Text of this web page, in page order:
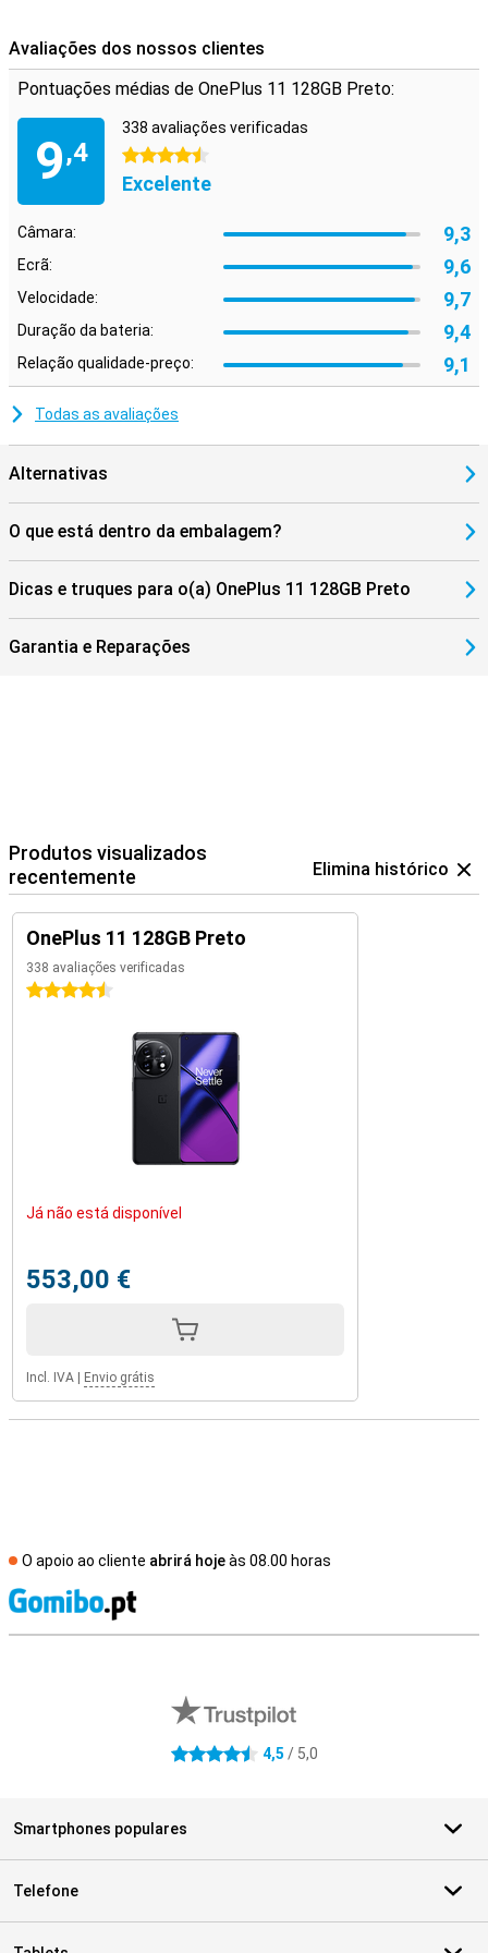
Avaliações dos nossos clientes
Pontuações médias de OnePlus 11 128GB Preto:
9,4
338 avaliações verificadas
4.5 estrelas
Excelente
Câmara: 9,3
Ecrã: 9,6
Velocidade: 9,7
Duração da bateria: 9,4
Relação qualidade-preço: 9,1
Todas as avaliações
Alternativas
O que está dentro da embalagem?
Dicas e truques para o(a) OnePlus 11 128GB Preto
Garantia e Reparações
Produtos visualizados
recentemente
Elimina histórico
OnePlus 11 128GB Preto
338 avaliações verificadas
4.5 estrelas
Já não está disponível
553,00 €
Incl. IVA Envio grátis
O apoio ao cliente abrirá hojeàs 08.00 horas
4.5 estrelas 4,5 / 5,0
Smartphones populares
Telefone